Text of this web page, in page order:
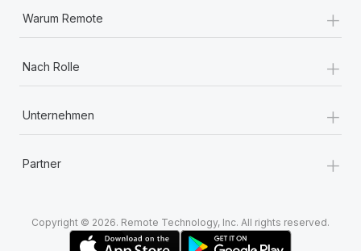
Warum Remote +
Nach Rolle +
Unternehmen +
Partner +
Copyright © 2026. Remote Technology, Inc. All rights reserved.